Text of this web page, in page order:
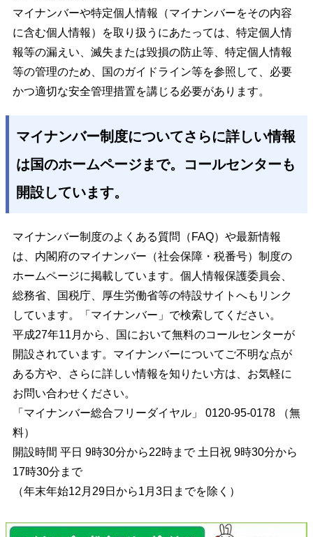
マイナンバーや特定個人情報（マイナンバーをその内容
に含む個人情報）を取り扱うにあたっては、特定個人情
報等の漏えい、滅失または毀損の防止等、特定個人情報
等の管理のため、国のガイドライン等を参照して、必要
かつ適切な安全管理措置を講じる必要があります。
マイナンバー制度についてさらに詳しい情報
は国のホームページまで。コールセンターも
開設しています。
マイナンバー制度のよくある質問（FAQ）や最新情報
は、内閣府のマイナンバー（社会保障・税番号）制度の
ホームページに掲載しています。個人情報保護委員会、
総務省、国税庁、厚生労働省等の特設サイトへもリンク
しています。「マイナンバー」で検索してください。
平成27年11月から、国において無料のコールセンターが
開設されています。マイナンバーについてご不明な点が
ある方や、さらに詳しい情報を知りたい方は、お気軽に
お問い合わせください。
「マイナンバー総合フリーダイヤル」 0120-95-0178 （無
料）
開設時間 平日 9時30分から22時まで 土日祝 9時30分から
17時30分まで
（年末年始12月29日から1月3日までを除く）